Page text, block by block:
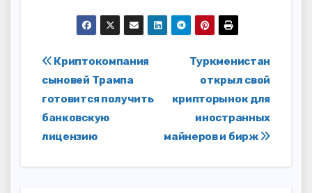
Навигация
по
записям
Туркменистан
открыл свой
крипторынок для
иностранных
майнеров и бирж
Криптокомпания
сыновей Трампа
готовится получить
банковскую
лицензию